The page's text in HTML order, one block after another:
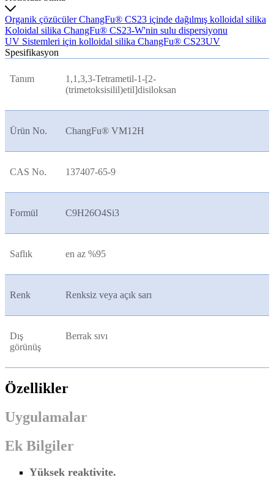
Organik çözücüler ChangFu® CS23 içinde dağılmış kolloidal silika
Koloidal silika ChangFu® CS23-W'nin sulu dispersiyonu
UV Sistemleri için kolloidal silika ChangFu® CS23UV
Spesifikasyon
Tanım
1,1,3,3-Tetrametil-1-[2-
(trimetoksisilil)etil]disiloksan
Ürün No. ChangFu® VM12H
CAS No. 137407-65-9
Formül C9H26O4Si3
Saflık en az %95
Renk Renksiz veya açık sarı
Dış
görünüş
Berrak sıvı
Özellikler
Uygulamalar
Ek Bilgiler
Yüksek reaktivite.